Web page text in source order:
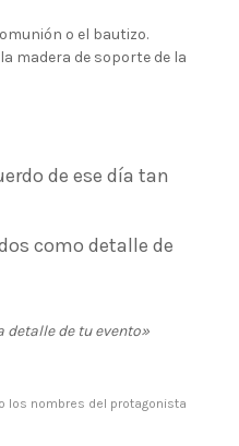
o el bautizo.
madera de soporte de la
de ese día tan
como detalle de
detalle de tu evento»
los nombres del protagonista